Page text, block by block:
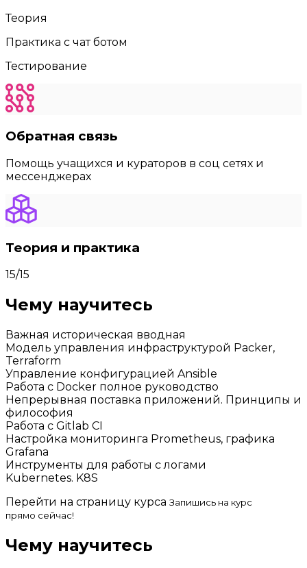
Теория
Практика с чат ботом
Тестирование
Обратная связь
Помощь учащихся и кураторов в соц сетях и
мессенджерах
Теория и практика
15/15
Чему научитесь
Важная историческая вводная
Модель управления инфраструктурой Packer,
Terraform
Управление конфигурацией Ansible
Работа с Docker полное руководство
Непрерывная поставка приложений. Принципы и
философия
Работа с Gitlab CI
Настройка мониторинга Prometheus, графика
Grafana
Инструменты для работы с логами
Kubernetes. K8S
Перейти на страницу курса Запишись на курс
прямо сейчас!
Чему научитесь